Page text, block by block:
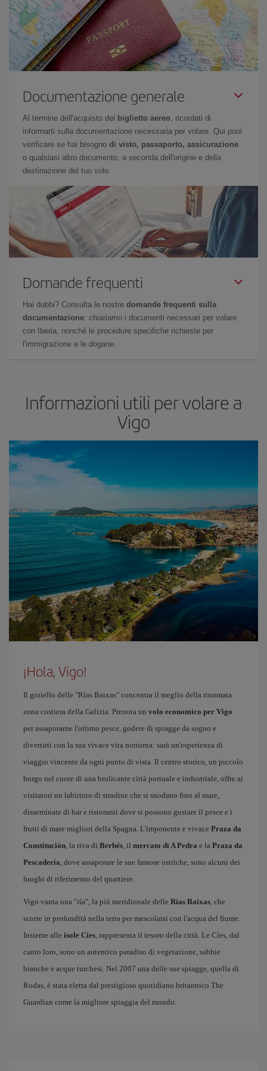
Documentazione generale
Al termine dell'acquisto del biglietto aereo, ricordati di
informarti sulla documentazione necessaria per volare. Qui puoi
verificare se hai bisogno di visto, passaporto, assicurazione
o qualsiasi altro documento, a seconda dell'origine e della
destinazione del tuo volo.
Domande frequenti
Hai dubbi? Consulta le nostre domande frequenti sulla
documentazione: chiariamo i documenti necessari per volare
con Iberia, nonché le procedure specifiche richieste per
l'immigrazione e le dogane.
Informazioni utili per volare a
Vigo
¡Hola, Vigo!
Il gioiello delle "Rías Baixas" concentra il meglio della rinomata
zona costiera della Galizia. Prenota un volo economico per Vigo
per assaporarne l'ottimo pesce, godere di spiagge da sogno e
divertirti con la sua vivace vita notturna: sarà un'esperienza di
viaggio vincente da ogni punto di vista. Il centro storico, un piccolo
borgo nel cuore di una brulicante città portuale e industriale, offre ai
visitatori un labirinto di stradine che si snodano fino al mare,
disseminate di bar e ristoranti dove si possono gustare il pesce e i
frutti di mare migliori della Spagna. L'imponente e vivace Praza da
Constitución, la riva di Berbés, il mercato di A Pedra e la Praza da
Pescadería, dove assaporare le sue famose ostriche, sono alcuni dei
luoghi di riferimento del quartiere.
Vigo vanta una "ría", la più meridionale delle Rías Baixas, che
scorre in profondità nella terra per mescolarsi con l'acqua del fiume.
Insieme alle isole Cíes, rappresenta il tesoro della città. Le Cíes, dal
canto loro, sono un autentico paradiso di vegetazione, sabbie
bianche e acque turchesi. Nel 2007 una delle sue spiagge, quella di
Rodas, è stata eletta dal prestigioso quotidiano britannico The
Guardian come la migliore spiaggia del mondo.